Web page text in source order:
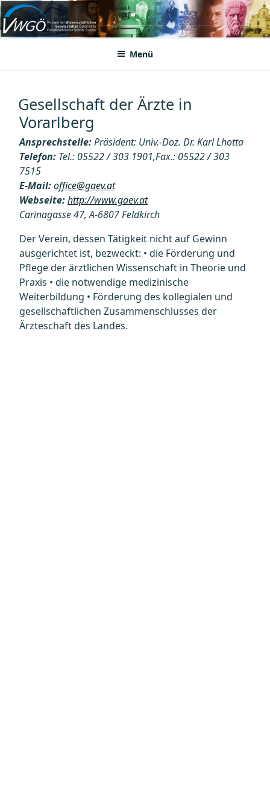
Zum
Inhalt
springenVWGÖ
Federation of Austrian Scientific Societies
Menü
Gesellschaft der Ärzte in
Vorarlberg
Ansprechstelle:Präsident: Univ.-Doz. Dr. Karl Lhotta
Telefon: Tel.: 05522 / 303 1901,Fax.: 05522 / 303
7515
E-Mail:office@gaev.at
Webseite:http://www.gaev.at
Carinagasse 47, A-6807 Feldkirch
Der Verein, dessen Tätigkeit nicht auf Gewinn
ausgerichtet ist, bezweckt: • die Förderung und
Pflege der ärztlichen Wissenschaft in Theorie und
Praxis • die notwendige medizinische
Weiterbildung • Förderung des kollegialen und
gesellschaftlichen Zusammenschlusses der
Ärzteschaft des Landes.